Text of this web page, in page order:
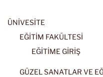
ÜNİVESİTE
EĞİTİM FAKÜLTESİ
EĞİTİME GİRİŞ
GÜZEL SANATLAR VE